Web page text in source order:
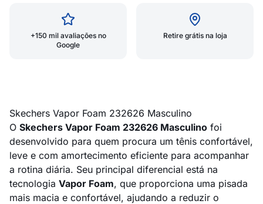
+150 mil avaliações no
Google
Retire grátis na loja
Skechers Vapor Foam 232626 Masculino
O Skechers Vapor Foam 232626 Masculino foi
desenvolvido para quem procura um tênis confortável,
leve e com amortecimento eficiente para acompanhar
a rotina diária. Seu principal diferencial está na
tecnologia Vapor Foam, que proporciona uma pisada
mais macia e confortável, ajudando a reduzir o